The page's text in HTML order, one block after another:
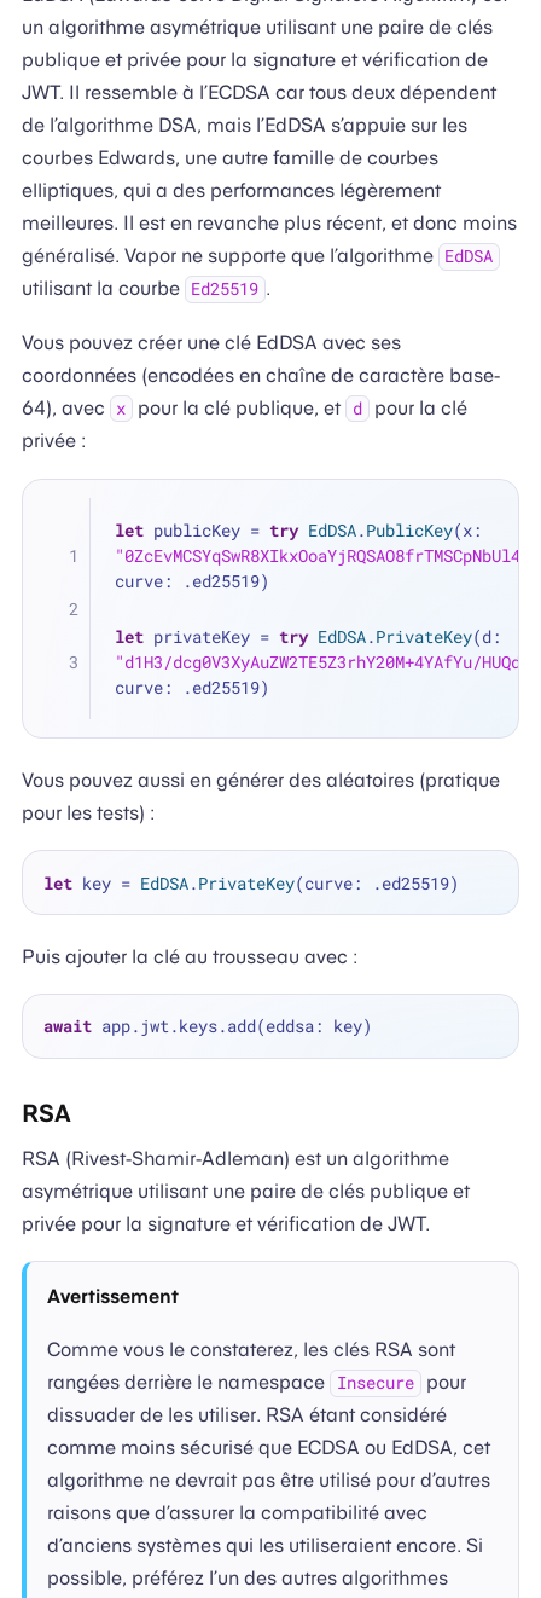
un algorithme asymétrique utilisant une paire de clés
publique et privée pour la signature et vérification de
JWT. Il ressemble à l’ECDSA car tous deux dépendent
de l’algorithme DSA, mais l’EdDSA s’appuie sur les
courbes Edwards, une autre famille de courbes
elliptiques, qui a des performances légèrement
meilleures. Il est en revanche plus récent, et donc moins
généralisé. Vapor ne supporte que l’algorithme EdDSA
utilisant la courbe Ed25519 .
Vous pouvez créer une clé EdDSA avec ses
coordonnées (encodées en chaîne de caractère base-
64), avec
x pour la clé publique, et d
pour la clé
privée :
let publicKey = try EdDSA.PublicKey
curve: .ed25519)
let privateKey = try EdDSA.PrivateKey
"d1H3/dcg0V3XyAuZW2TE5Z3rhY20M+4YAfYu/
curve: .ed25519)
Vous pouvez aussi en générer des aléatoires (pratique
pour les tests) :
let key = EdDSA.PrivateKey
Puis ajouter la clé au trousseau avec :
await
RSA
RSA (Rivest-Shamir-Adleman) est un algorithme
asymétrique utilisant une paire de clés publique et
privée pour la signature et vérification de JWT.
Avertissement
Comme vous le constaterez, les clés RSA sont
rangées derrière le namespace
Insecure
pour
dissuader de les utiliser. RSA étant considéré
comme moins sécurisé que ECDSA ou EdDSA, cet
algorithme ne devrait pas être utilisé pour d’autres
raisons que d’assurer la compatibilité avec
d’anciens systèmes qui les utiliseraient encore. Si
possible, préférez l’un des autres algorithmes